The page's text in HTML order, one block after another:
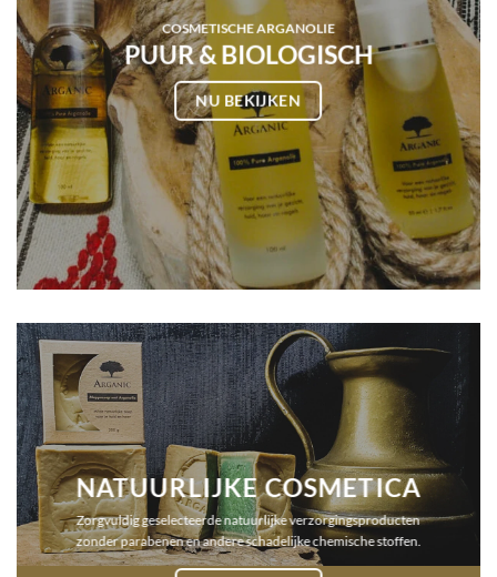
COSMETISCHE ARGANOLIE
PUUR & BIOLOGISCH
NU BEKIJKEN
NATUURLIJKE COSMETICA
Zorgvuldig geselecteerde natuurlijke verzorgingsproducten
zonder parabenen en andere schadelijke chemische stoffen.